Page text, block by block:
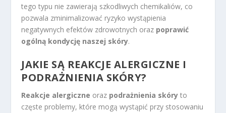
tego typu nie zawierają szkodliwych chemikaliów, co
pozwala zminimalizować ryzyko wystąpienia
negatywnych efektów zdrowotnych oraz poprawić
ogólną kondycję naszej skóry.
JAKIE SĄ REAKCJE ALERGICZNE I
PODRAŻNIENIA SKÓRY?
Reakcje alergiczne oraz podrażnienia skóry to
częste problemy, które mogą wystąpić przy stosowaniu